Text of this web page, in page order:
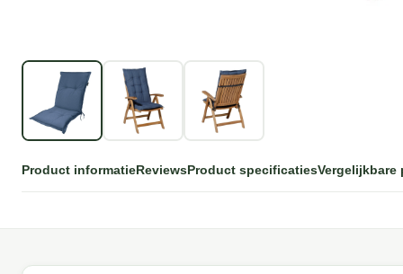
Product informatieReviewsProduct specificatiesVergelijkbare